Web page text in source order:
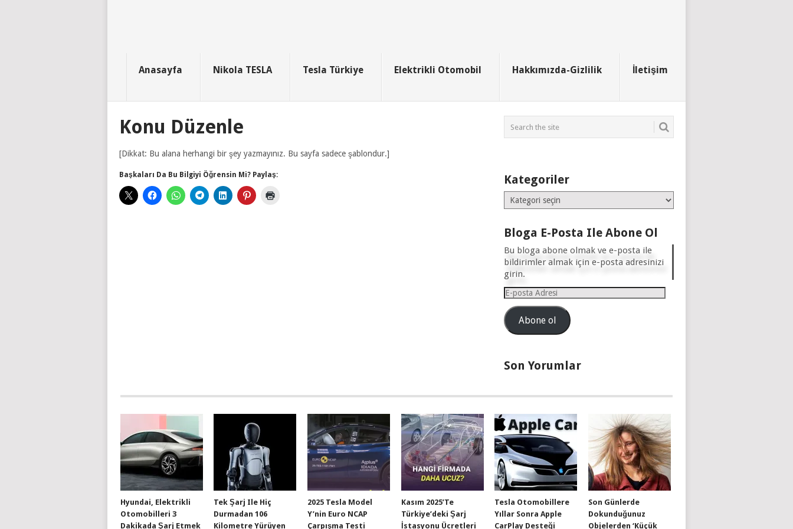
Anasayfa Nikola TESLA Tesla Türkiye Elektrikli Otomobil Hakkımızda-Gizlilik İletişim
Konu Düzenle
[Dikkat: Bu alana herhangi bir şey yazmayınız. Bu sayfa sadece şablondur.]
Başkaları Da Bu Bilgiyi Öğrensin Mi? Paylaş: Kategoriler
Kategoriler
Bloga E-Posta Ile Abone Ol
Bu bloga abone olmak ve e-posta ile
bildirimler almak için e-posta adresinizi
girin.
E-
posta
AdresiAbone ol
Son Yorumlar
Hyundai, Elektrikli
Otomobilleri 3
Dakikada Şarj Etmek
Tek Şarj Ile Hiç
Durmadan 106
Kilometre Yürüyen
2025 Tesla Model
Y’nin Euro NCAP
Çarpışma Testi
Kasım 2025’te
Türkiye’deki Şarj
İstasyonu Ücretleri
Tesla Otomobillere
Yıllar Sonra Apple
CarPlay Desteği
Son Günlerde
Dokunduğunuz
Objelerden ‘Küçük